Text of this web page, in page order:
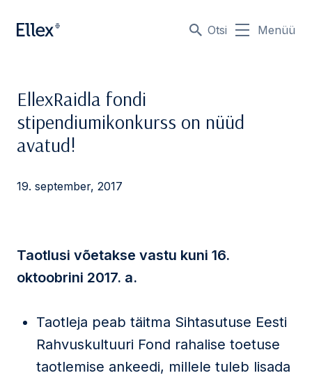
Otsi Menüü
EllexRaidla fondi
stipendiumikonkurss on nüüd
avatud!
19. september, 2017
Taotlusi võetakse vastu kuni 16.
oktoobrini 2017. a.
Taotleja peab täitma Sihtasutuse Eesti
Rahvuskultuuri Fond rahalise toetuse
taotlemise ankeedi, millele tuleb lisada